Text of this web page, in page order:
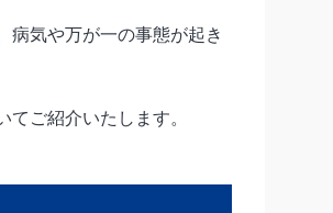
病気や万が一の事態が起き
ご紹介いたします。